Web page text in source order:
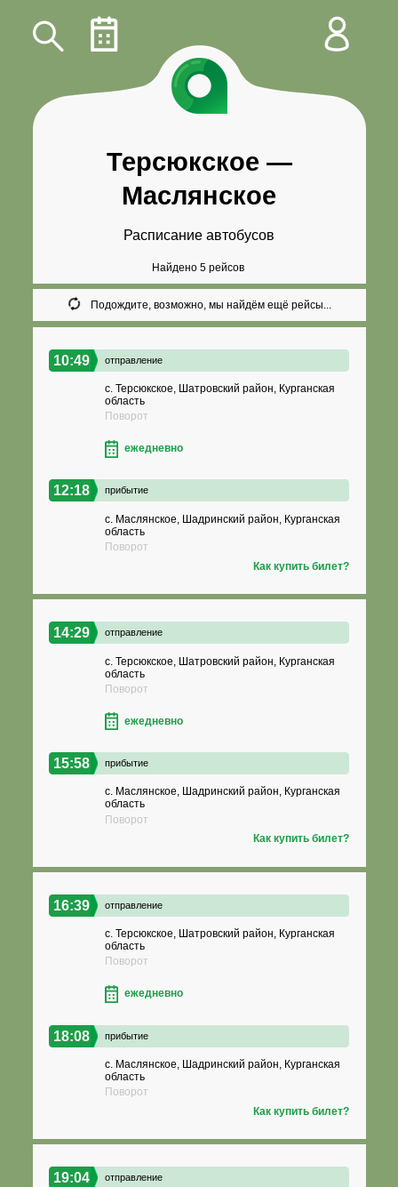
Терсюкское —
Маслянское
Расписание автобусов
Найдено 5 рейсов
Подождите, возможно, мы найдём ещё рейсы...
10:49 отправление
с. Терсюкское, Шатровский район, Курганская
область
Поворот
ежедневно
12:18 прибытие
с. Маслянское, Шадринский район, Курганская
область
Поворот
Как купить билет?
14:29 отправление
с. Терсюкское, Шатровский район, Курганская
область
Поворот
ежедневно
15:58 прибытие
с. Маслянское, Шадринский район, Курганская
область
Поворот
Как купить билет?
16:39 отправление
с. Терсюкское, Шатровский район, Курганская
область
Поворот
ежедневно
18:08 прибытие
с. Маслянское, Шадринский район, Курганская
область
Поворот
Как купить билет?
19:04 отправление